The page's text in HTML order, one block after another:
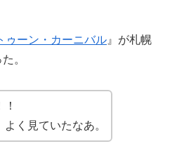
ゥーン・カーニバル 』が札幌
。
く見ていたなあ。